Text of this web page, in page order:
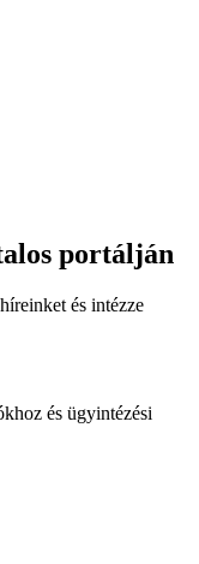
portálján
és intézze
és ügyintézési